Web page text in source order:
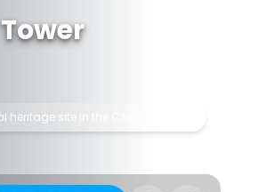
heritage site in the Czech Republic